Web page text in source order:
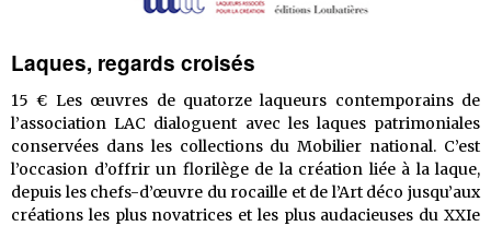
Laques, regards croisés
15 € Les œuvres de quatorze laqueurs contemporains de
l’association LAC dialoguent avec les laques patrimoniales
conservées dans les collections du Mobilier national. C’est
l’occasion d’offrir un florilège de la création liée à la laque,
depuis les chefs-d’œuvre du rocaille et de l’Art déco jusqu’aux
créations les plus novatrices et les plus audacieuses du XXIe